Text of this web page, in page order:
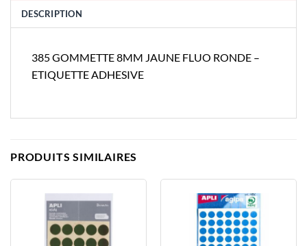
DESCRIPTION
385 GOMMETTE 8MM JAUNE FLUO RONDE –
ETIQUETTE ADHESIVE
PRODUITS SIMILAIRES